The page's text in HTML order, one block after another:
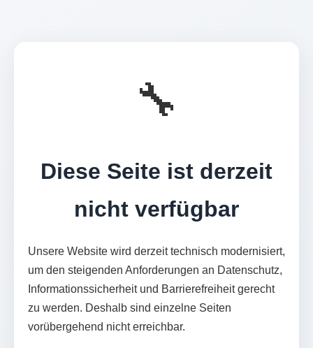
🔧
Diese Seite ist derzeit
nicht verfügbar
Unsere Website wird derzeit technisch modernisiert,
um den steigenden Anforderungen an Datenschutz,
Informationssicherheit und Barrierefreiheit gerecht
zu werden. Deshalb sind einzelne Seiten
vorübergehend nicht erreichbar.